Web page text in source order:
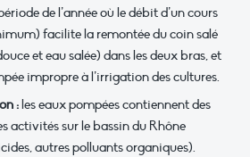
de l’année où le débit d’un cours
facilite la remontée du coin salé
et eau salée) dans les deux bras, et
impropre à l’irrigation des cultures.
: les eaux pompées contiennent des
activités sur le bassin du Rhône
autres polluants organiques).